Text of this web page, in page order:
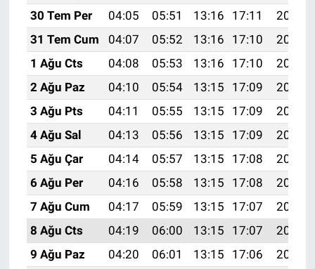
30 Tem Per
04:05 05:51 13:16 17:11
20:30
31 Tem Cum
04:07 05:52 13:16 17:10
20:29
1 Ağu Cts
04:08 05:53 13:16 17:10
20:28
2 Ağu Paz
04:10 05:54 13:15 17:09
20:27
3 Ağu Pts
04:11 05:55 13:15 17:09
20:26
4 Ağu Sal
04:13 05:56 13:15 17:09
20:25
5 Ağu Çar
04:14 05:57 13:15 17:08
20:24
6 Ağu Per
04:16 05:58 13:15 17:08
20:23
7 Ağu Cum
04:17 05:59 13:15 17:07
20:21
8 Ağu Cts
04:19 06:00 13:15 17:07
20:20
9 Ağu Paz
04:20 06:01 13:15 17:06
20:19